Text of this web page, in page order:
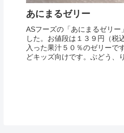
あにまるゼリー
ASフーズの「あにまるゼリー
した。お値段は１３９円（税
入った果汁５０％のゼリーで
どキッズ向けです。ぶどう、